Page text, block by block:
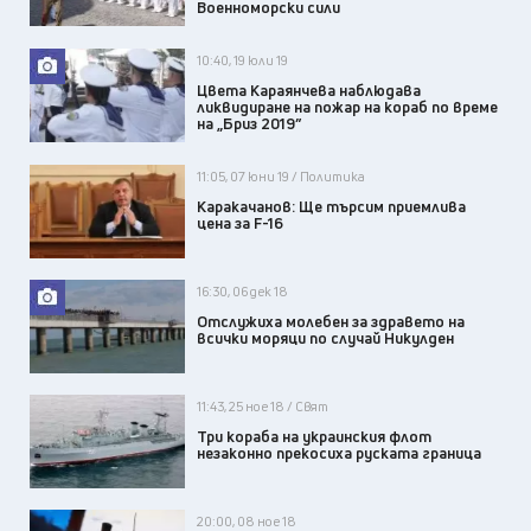
Военноморски сили
10:40, 19 юли 19
Цвета Караянчева наблюдава
ликвидиране на пожар на кораб по време
на „Бриз 2019”
11:05, 07 юни 19 / Политика
Каракачанов: Ще търсим приемлива
цена за F-16
16:30, 06 дек 18
Отслужиха молебен за здравето на
всички моряци по случай Никулден
11:43, 25 ное 18 / Свят
Три кораба на украинския флот
незаконно прекосиха руската граница
20:00, 08 ное 18